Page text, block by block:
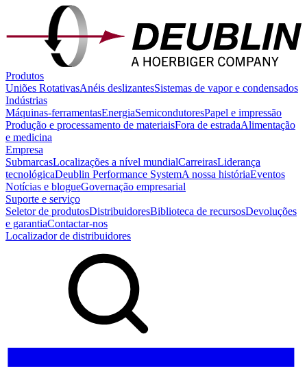
Produtos
Uniões RotativasAnéis deslizantesSistemas de vapor e condensados
Indústrias
Máquinas-ferramentasEnergiaSemicondutoresPapel e impressão
Produção e processamento de materiaisFora de estradaAlimentação
e medicina
Empresa
SubmarcasLocalizações a nível mundialCarreirasLiderança
tecnológicaDeublin Performance SystemA nossa históriaEventos
Notícias e blogueGovernação empresarial
Suporte e serviço
Seletor de produtosDistribuidoresBiblioteca de recursosDevoluções
e garantiaContactar-nos
Localizador de distribuidores